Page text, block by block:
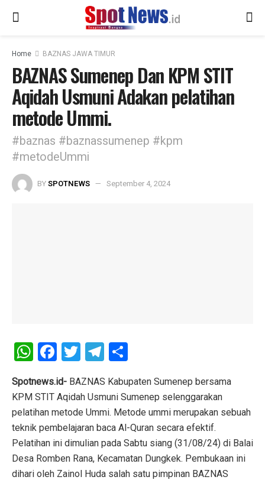
Home BAZNAS JAWA TIMUR
BAZNAS Sumenep Dan KPM STIT
Aqidah Usmuni Adakan pelatihan
metode Ummi.
#baznas #baznassumenep #kpm
#metodeUmmi
BYSPOTNEWS September 4, 2024
W
h
at
s
A
p
p
F
a
ce
b
o
o
k
T
wi
tt
er
T
el
e
gr
a
m
ar
e
Spotnews.id- BAZNAS Kabupaten Sumenep bersama
KPM STIT Aqidah Usmuni Sumenep selenggarakan
pelatihan metode Ummi. Metode ummi merupakan sebuah
teknik pembelajaran baca Al-Quran secara efektif.
Pelatihan ini dimulian pada Sabtu siang (31/08/24) di Balai
Desa Romben Rana, Kecamatan Dungkek. Pembukaan ini
dihari oleh Zainol Huda salah satu pimpinan BAZNAS